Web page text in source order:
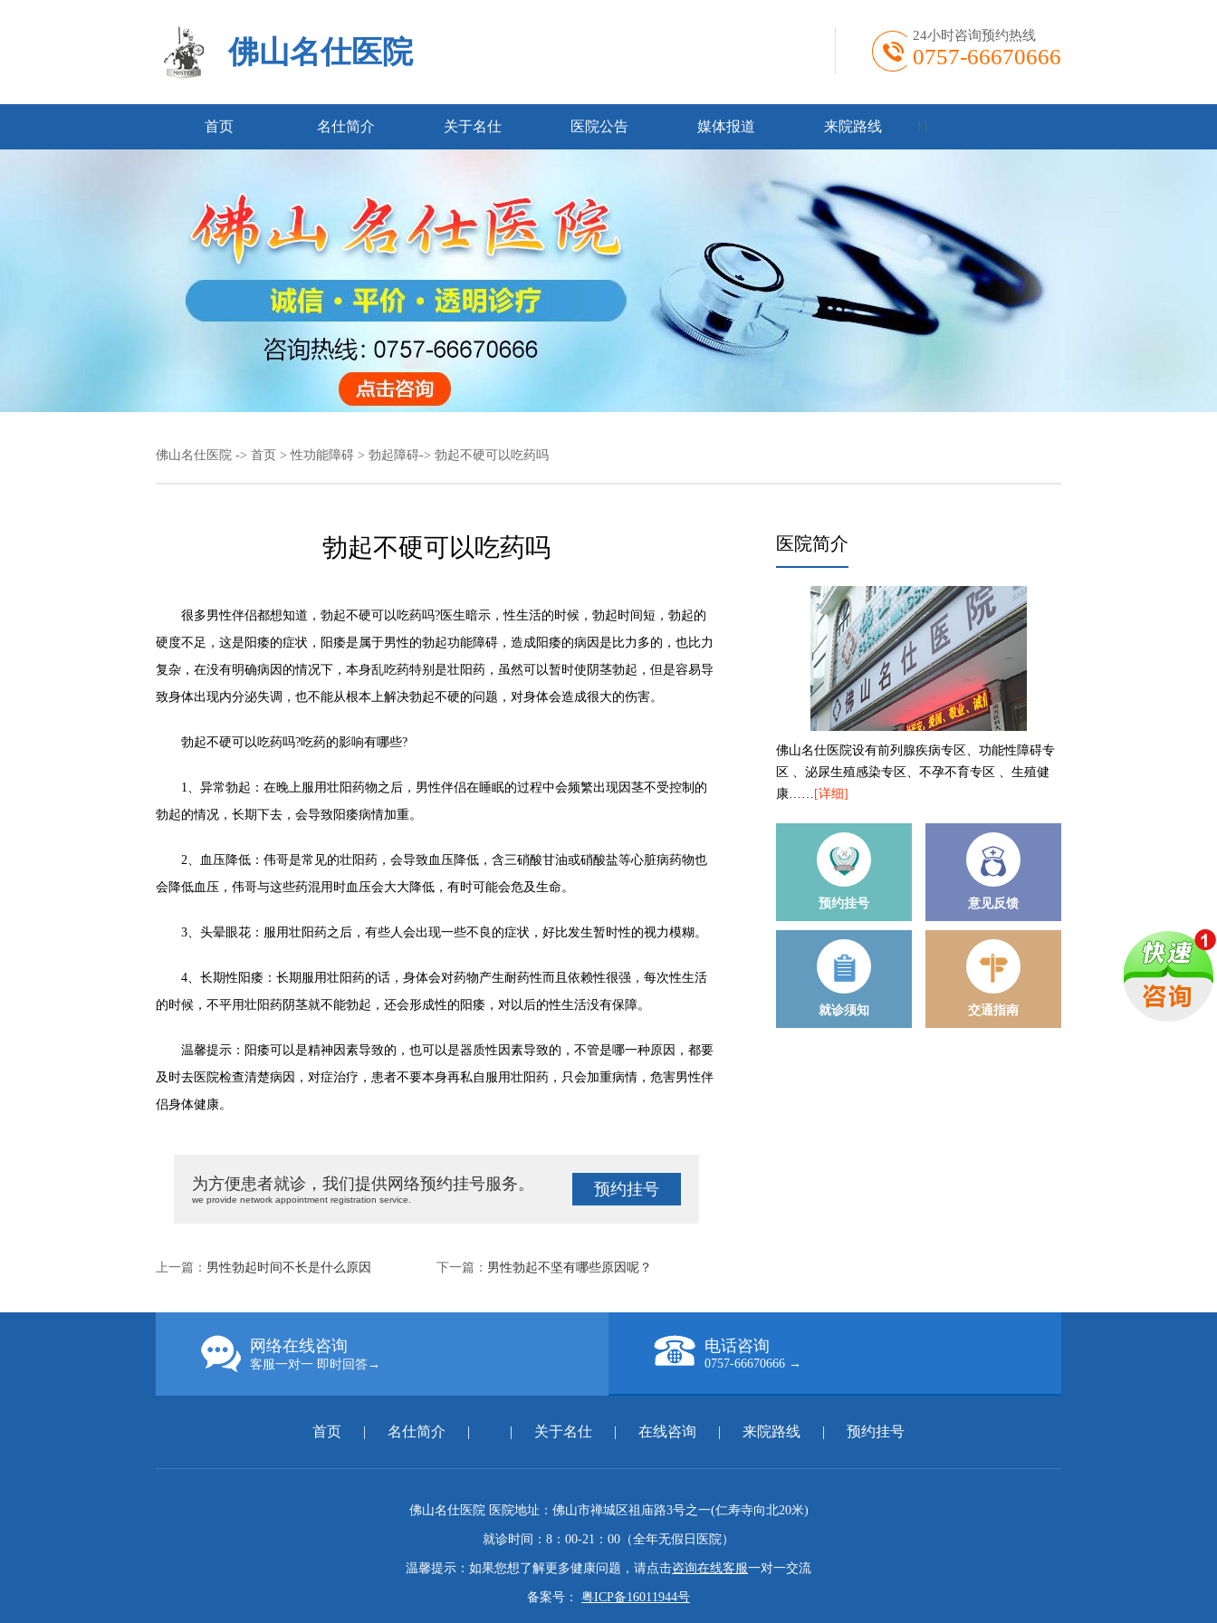
佛山名仕医院 24小时咨询预约热线
0757-66670666
首页 名仕简介 关于名仕 }
医院公告 }
媒体报道 来院路线
佛山名仕医院 -> 首页 >性功能障碍 > 勃起障碍-> 勃起不硬可以吃药吗
勃起不硬可以吃药吗
很多男性伴侣都想知道，勃起不硬可以吃药吗?医生暗示，性生活的时候，勃起时间短，勃起的
硬度不足，这是阳痿的症状，阳痿是属于男性的勃起功能障碍，造成阳痿的病因是比力多的，也比力
复杂，在没有明确病因的情况下，本身乱吃药特别是壮阳药，虽然可以暂时使阴茎勃起，但是容易导
致身体出现内分泌失调，也不能从根本上解决勃起不硬的问题，对身体会造成很大的伤害。
勃起不硬可以吃药吗?吃药的影响有哪些?
1、异常勃起：在晚上服用壮阳药物之后，男性伴侣在睡眠的过程中会频繁出现因茎不受控制的
勃起的情况，长期下去，会导致阳痿病情加重。
2、血压降低：伟哥是常见的壮阳药，会导致血压降低，含三硝酸甘油或硝酸盐等心脏病药物也
会降低血压，伟哥与这些药混用时血压会大大降低，有时可能会危及生命。
3、头晕眼花：服用壮阳药之后，有些人会出现一些不良的症状，好比发生暂时性的视力模糊。
4、长期性阳痿：长期服用壮阳药的话，身体会对药物产生耐药性而且依赖性很强，每次性生活
的时候，不平用壮阳药阴茎就不能勃起，还会形成性的阳痿，对以后的性生活没有保障。
温馨提示：阳痿可以是精神因素导致的，也可以是器质性因素导致的，不管是哪一种原因，都要
及时去医院检查清楚病因，对症治疗，患者不要本身再私自服用壮阳药，只会加重病情，危害男性伴
侣身体健康。
为方便患者就诊，我们提供网络预约挂号服务。
we provide network appointment registration service.
预约挂号
上一篇： 男性勃起时间不长是什么原因 下一篇： 男性勃起不坚有哪些原因呢？
医院简介
佛山名仕医院设有前列腺疾病专区、功能性障碍专
区 、泌尿生殖感染专区、不孕不育专区 、生殖健
康…… [详细]
预约挂号 意见反馈
就诊须知 交通指南
网络在线咨询
客服一对一 即时回答→
电话咨询
0757-66670666 →
首页 | 名仕简介 | | 关于名仕 | 在线咨询 | 来院路线 | 预约挂号
佛山名仕医院 医院地址：佛山市禅城区祖庙路3号之一(仁寿寺向北20米)
就诊时间：8：00-21：00（全年无假日医院）
温馨提示：如果您想了解更多健康问题，请点击咨询在线客服一对一交流
备案号： 粤ICP备16011944号